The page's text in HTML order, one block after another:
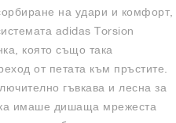
на удари и комфорт,
adidas Torsion
която също така
от петата към пръстите.
гъвкава и лесна за
имаше дишаща мрежеста